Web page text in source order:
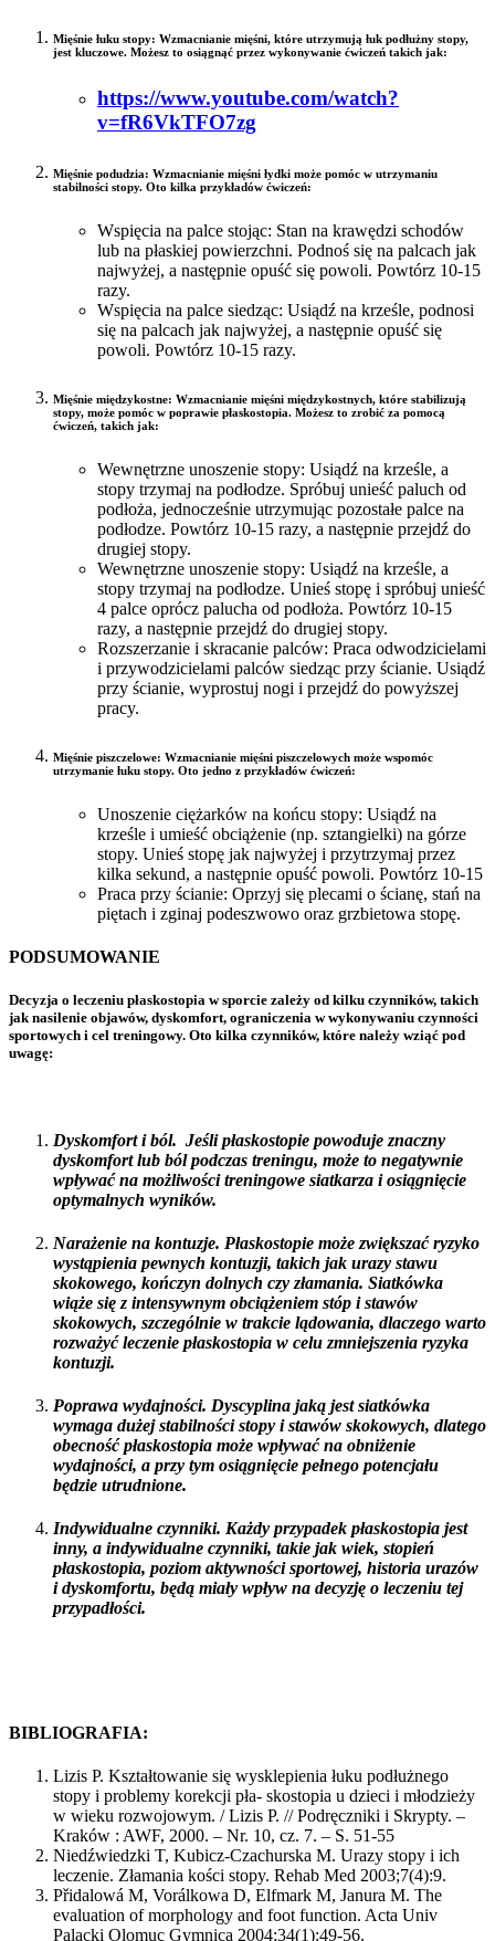
Mięśnie łuku stopy: Wzmacnianie mięśni, które utrzymują łuk podłużny stopy,
jest kluczowe. Możesz to osiągnąć przez wykonywanie ćwiczeń takich jak:
https://www.youtube.com/watch?
v=fR6VkTFO7zg
Mięśnie podudzia: Wzmacnianie mięśni łydki może pomóc w utrzymaniu
stabilności stopy. Oto kilka przykładów ćwiczeń:
Wspięcia na palce stojąc: Stan na krawędzi schodów
lub na płaskiej powierzchni. Podnoś się na palcach jak
najwyżej, a następnie opuść się powoli. Powtórz 10-15
razy.
Wspięcia na palce siedząc: Usiądź na krześle, podnosi
się na palcach jak najwyżej, a następnie opuść się
powoli. Powtórz 10-15 razy.
Mięśnie międzykostne: Wzmacnianie mięśni międzykostnych, które stabilizują
stopy, może pomóc w poprawie płaskostopia. Możesz to zrobić za pomocą
ćwiczeń, takich jak:
Wewnętrzne unoszenie stopy: Usiądź na krześle, a
stopy trzymaj na podłodze. Spróbuj unieść paluch od
podłoża, jednocześnie utrzymując pozostałe palce na
podłodze. Powtórz 10-15 razy, a następnie przejdź do
drugiej stopy.
Wewnętrzne unoszenie stopy: Usiądź na krześle, a
stopy trzymaj na podłodze. Unieś stopę i spróbuj unieść
4 palce oprócz palucha od podłoża. Powtórz 10-15
razy, a następnie przejdź do drugiej stopy.
Rozszerzanie i skracanie palców: Praca odwodzicielami
i przywodzicielami palców siedząc przy ścianie. Usiądź
przy ścianie, wyprostuj nogi i przejdź do powyższej
pracy.
Mięśnie piszczelowe: Wzmacnianie mięśni piszczelowych może wspomóc
utrzymanie łuku stopy. Oto jedno z przykładów ćwiczeń:
Unoszenie ciężarków na końcu stopy: Usiądź na
krześle i umieść obciążenie (np. sztangielki) na górze
stopy. Unieś stopę jak najwyżej i przytrzymaj przez
kilka sekund, a następnie opuść powoli. Powtórz 10-15
Praca przy ścianie: Oprzyj się plecami o ścianę, stań na
piętach i zginaj podeszwowo oraz grzbietowa stopę.
PODSUMOWANIE
Decyzja o leczeniu płaskostopia w sporcie zależy od kilku czynników, takich
jak nasilenie objawów, dyskomfort, ograniczenia w wykonywaniu czynności
sportowych i cel treningowy. Oto kilka czynników, które należy wziąć pod
uwagę:
Dyskomfort i ból. Jeśli płaskostopie powoduje znaczny
dyskomfort lub ból podczas treningu, może to negatywnie
wpływać na możliwości treningowe siatkarza i osiągnięcie
optymalnych wyników.
Narażenie na kontuzje. Płaskostopie może zwiększać ryzyko
wystąpienia pewnych kontuzji, takich jak urazy stawu
skokowego, kończyn dolnych czy złamania. Siatkówka
wiąże się z intensywnym obciążeniem stóp i stawów
skokowych, szczególnie w trakcie lądowania, dlaczego warto
rozważyć leczenie płaskostopia w celu zmniejszenia ryzyka
kontuzji.
Poprawa wydajności. Dyscyplina jaką jest siatkówka
wymaga dużej stabilności stopy i stawów skokowych, dlatego
obecność płaskostopia może wpływać na obniżenie
wydajności, a przy tym osiągnięcie pełnego potencjału
będzie utrudnione.
Indywidualne czynniki. Każdy przypadek płaskostopia jest
inny, a indywidualne czynniki, takie jak wiek, stopień
płaskostopia, poziom aktywności sportowej, historia urazów
i dyskomfortu, będą miały wpływ na decyzję o leczeniu tej
przypadłości.
BIBLIOGRAFIA:
Lizis P. Kształtowanie się wysklepienia łuku podłużnego
stopy i problemy korekcji pła- skostopia u dzieci i młodzieży
w wieku rozwojowym. / Lizis P. // Podręczniki i Skrypty. –
Kraków : AWF, 2000. – Nr. 10, cz. 7. – S. 51-55
Niedźwiedzki T, Kubicz-Czachurska M. Urazy stopy i ich
leczenie. Złamania kości stopy. Rehab Med 2003;7(4):9.
Přidalowá M, Vorálkowa D, Elfmark M, Janura M. The
evaluation of morphology and foot function. Acta Univ
Palacki Olomuc Gymnica 2004;34(1):49-56.